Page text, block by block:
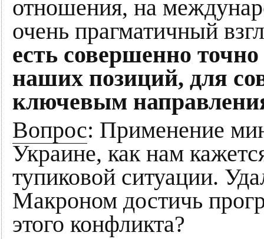
отношения, на
очень прагматичный
есть совершенно
наших позиций, для
ключевым
Вопрос: Применение
Украине, как нам
тупиковой ситуации.
Макроном достичь
этого конфликта?